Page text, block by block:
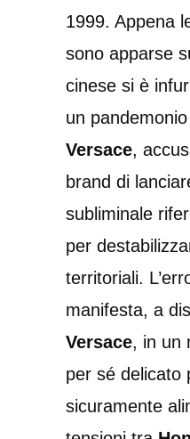
1999. Appena
sono apparse
cinese si è
un
Versace,
brand di
subliminale
per
territoriali.
manifesta, a
Versace, in un
per sé delicato
sicuramente